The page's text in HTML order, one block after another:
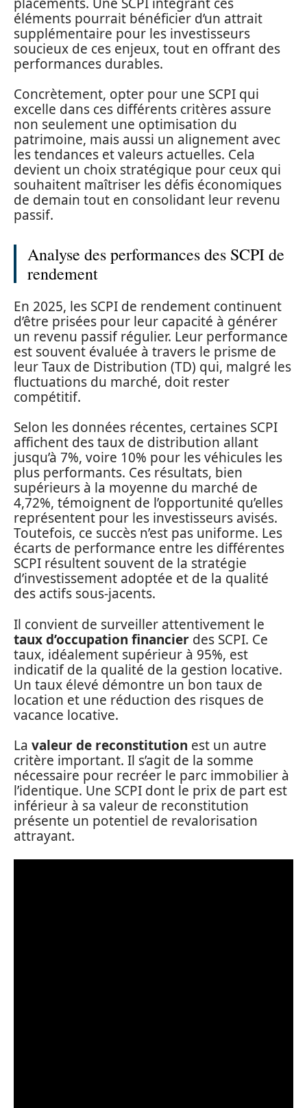
éléments pourrait bénéficier d’un attrait
supplémentaire pour les investisseurs
soucieux de ces enjeux, tout en offrant des
performances durables.
Concrètement, opter pour une SCPI qui
excelle dans ces différents critères assure
non seulement une optimisation du
patrimoine, mais aussi un alignement avec
les tendances et valeurs actuelles. Cela
devient un choix stratégique pour ceux qui
souhaitent maîtriser les défis économiques
de demain tout en consolidant leur revenu
passif.
Analyse des performances des SCPI de
rendement
En 2025, les SCPI de rendement continuent
d’être prisées pour leur capacité à générer
un revenu passif régulier. Leur performance
est souvent évaluée à travers le prisme de
leur Taux de Distribution (TD) qui, malgré les
fluctuations du marché, doit rester
compétitif.
Selon les données récentes, certaines SCPI
affichent des taux de distribution allant
jusqu’à 7%, voire 10% pour les véhicules les
plus performants. Ces résultats, bien
supérieurs à la moyenne du marché de
4,72%, témoignent de l’opportunité qu’elles
représentent pour les investisseurs avisés.
Toutefois, ce succès n’est pas uniforme. Les
écarts de performance entre les différentes
SCPI résultent souvent de la stratégie
d’investissement adoptée et de la qualité
des actifs sous-jacents.
Il convient de surveiller attentivement le
taux d’occupation financier des SCPI. Ce
taux, idéalement supérieur à 95%, est
indicatif de la qualité de la gestion locative.
Un taux élevé démontre un bon taux de
location et une réduction des risques de
vacance locative.
La valeur de reconstitution est un autre
critère important. Il s’agit de la somme
nécessaire pour recréer le parc immobilier à
l’identique. Une SCPI dont le prix de part est
inférieur à sa valeur de reconstitution
présente un potentiel de revalorisation
attrayant.